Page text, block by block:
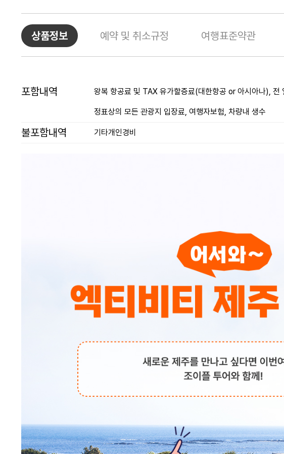
상품정보 예약 및 취소규정 여행표준약관
포함내역 왕복 항공료 및 TAX 유가할증료(대한항공 or 아시아나), 전
정표상의 모든 관광지 입장료, 여행자보험, 차량내 생수
불포함내역 기타개인경비